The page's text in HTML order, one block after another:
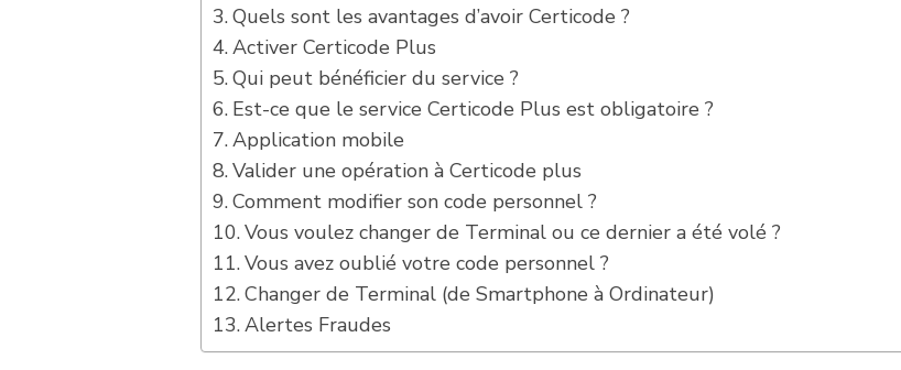
Quels sont les avantages d’avoir Certicode ?
Activer Certicode Plus
Qui peut bénéficier du service ?
Est-ce que le service Certicode Plus est obligatoire ?
Application mobile
Valider une opération à Certicode plus
Comment modifier son code personnel ?
Vous voulez changer de Terminal ou ce dernier a été volé ?
Vous avez oublié votre code personnel ?
Changer de Terminal (de Smartphone à Ordinateur)
Alertes Fraudes